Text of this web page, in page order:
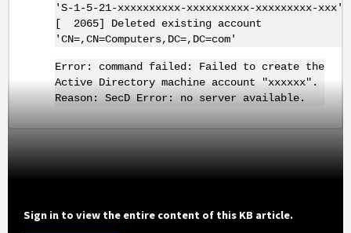
'S-1-5-21-xxxxxxxxxx-xxxxxxxxxx-xxxxxxxxx-xxx'
[ 2065] Deleted existing account
'CN=,CN=Computers,DC=,DC=com'
Error: command failed: Failed to create the
Active Directory machine account "xxxxxx".
Reason: SecD Error: no server available.
Sign in to view the entire content of this KB article.